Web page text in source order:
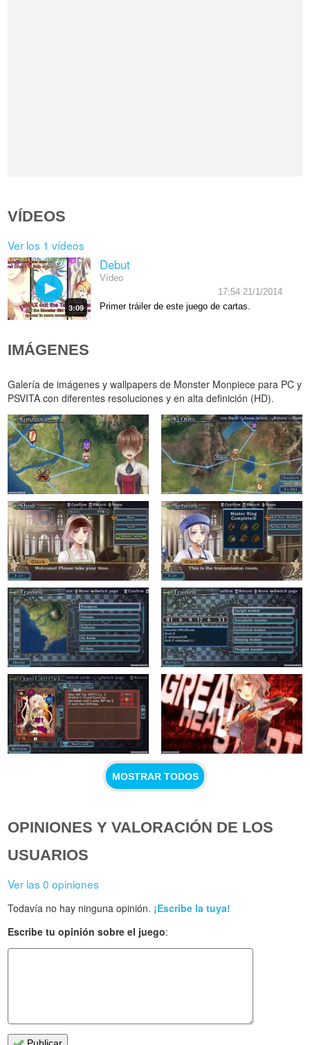
VÍDEOS
Ver los 1 vídeos
3:09
Debut
Vídeo
17:54 21/1/2014
Primer tráiler de este juego de cartas.
IMÁGENES
Galería de imágenes y wallpapers de Monster Monpiece para PC y
PSVITA con diferentes resoluciones y en alta definición (HD).
MOSTRAR TODOS
OPINIONES Y VALORACIÓN DE LOS
USUARIOS
Ver las 0 opiniones
Todavía no hay ninguna opinión. ¡Escribe la tuya!
Escribe tu opinión sobre el juego: